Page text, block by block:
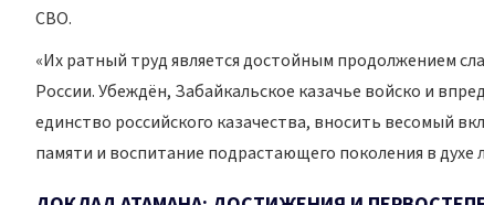
СВО.
«Их ратный труд является достойным продолжением
России. Убеждён, Забайкальское казачье войско и
единство российского казачества, вносить весомый
памяти и воспитание подрастающего поколения в духе